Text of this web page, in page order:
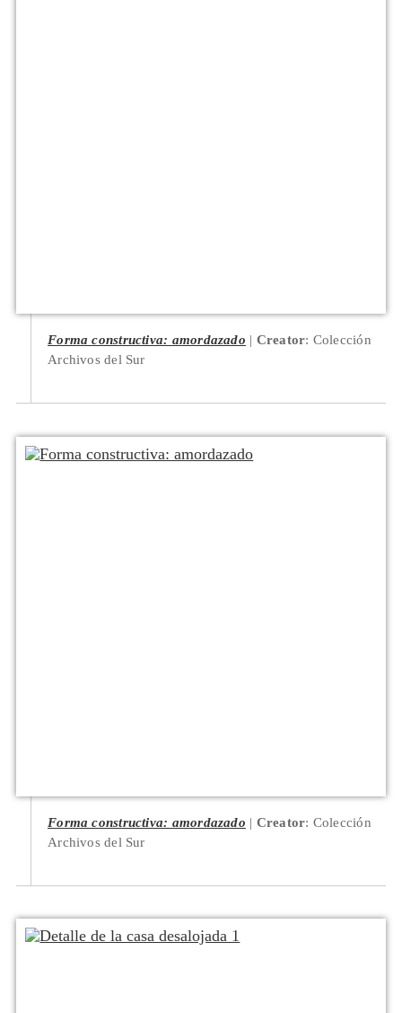
Forma constructiva: amordazado Creator: Colección
Archivos del Sur
Forma constructiva: amordazado Creator: Colección
Archivos del Sur